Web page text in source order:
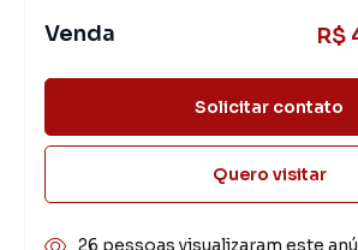
Venda R$
Solicitar contato
Quero visitar
26 pessoas visualizaram este